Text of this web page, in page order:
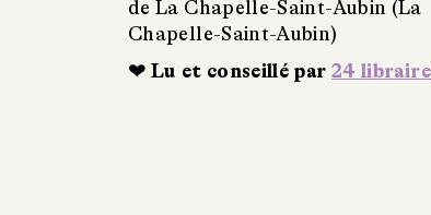
de La Chapelle-Saint-Aubin (La
Chapelle-Saint-Aubin)
❤ Lu et conseillé par 24